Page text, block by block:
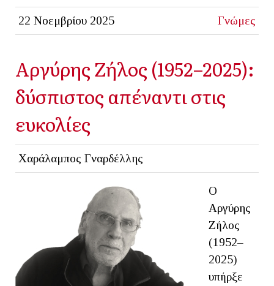
22 Νοεμβρίου 2025 Γνώμες
Αργύρης Ζήλος (1952–2025):
δύσπιστος απέναντι στις
ευκολίες
Χαράλαμπος Γναρδέλλης
Ο
Αργύρης
Ζήλος
(1952–
2025)
υπήρξε